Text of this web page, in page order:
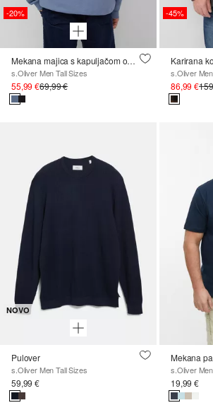
-20%
Mekana majica s kapuljačom opuštenog kroja s umjetničkim printom
s.Oliver Men Tall Sizes
55,99 €69,99 €
-45%
s.Oliver
86,99 €
NOVO
Pulover
s.Oliver Men Tall Sizes
59,99 €
s.Oliver
19,99 €